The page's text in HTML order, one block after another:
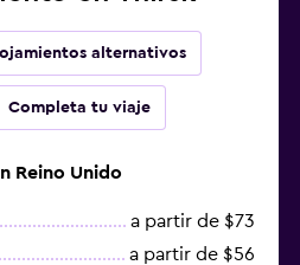
alternativos
Completa tu viaje
Reino Unido
a partir de $73
a partir de $56